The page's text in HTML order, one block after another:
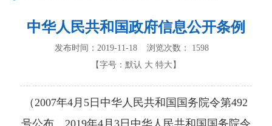
中华人民共和国政府信息公开条例
发布时间：2019-11-18 浏览次数： 1598
【字号： 默认 大 特大 】
（2007年4月5日中华人民共和国国务院令第492
号公布 2019年4月3日中华人民共和国国务院令